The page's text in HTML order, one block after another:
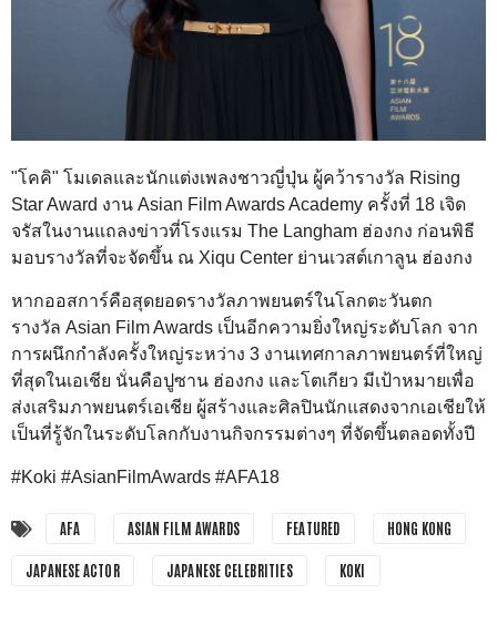
"โคคิ" โมเดลและนักแต่งเพลงชาวญี่ปุ่น ผู้คว้ารางวัล Rising
Star Award งาน Asian Film Awards Academy ครั้งที่ 18 เจิด
จรัสในงานแถลงข่าวที่โรงแรม The Langham ฮ่องกง ก่อนพิธี
มอบรางวัลที่จะจัดขึ้น ณ Xiqu Center ย่านเวสต์เกาลูน ฮ่องกง
หากออสการ์คือสุดยอดรางวัลภาพยนตร์ในโลกตะวันตก
รางวัล Asian Film Awards เป็นอีกความยิ่งใหญ่ระดับโลก จาก
การผนึกกำลังครั้งใหญ่ระหว่าง 3 งานเทศกาลภาพยนตร์ที่ใหญ่
ที่สุดในเอเชีย นั่นคือปูซาน ฮ่องกง และโตเกียว มีเป้าหมายเพื่อ
ส่งเสริมภาพยนตร์เอเชีย ผู้สร้างและศิลปินนักแสดงจากเอเชียให้
เป็นที่รู้จักในระดับโลกกับงานกิจกรรมต่างๆ ที่จัดขึ้นตลอดทั้งปี
#Koki #AsianFilmAwards #AFA18
AFA ASIAN FILM AWARDS FEATURED HONG KONG
JAPANESE ACTOR JAPANESE CELEBRITIES KOKI